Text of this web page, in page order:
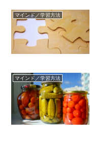
マインド／学習方法
マインド／学習方法